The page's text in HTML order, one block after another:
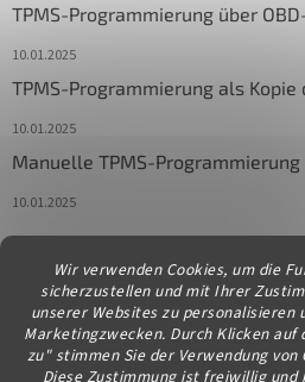
Wir verwenden Cookies, um die
sicherzustellen und mit Ihrer
unserer Websites zu personalisieren
Marketingzwecken. Durch Klicken
zu" stimmen Sie der Verwendung von
Diese Zustimmung ist freiwillig
TPMS-Programmierung über
10.01.2025
TPMS-Programmierung als Kopie
10.01.2025
Manuelle TPMS-Programmierung
10.01.2025
Kontakt
info@diagstore.at